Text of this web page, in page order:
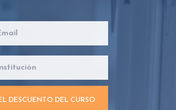
DESCUENTO DEL CURSO